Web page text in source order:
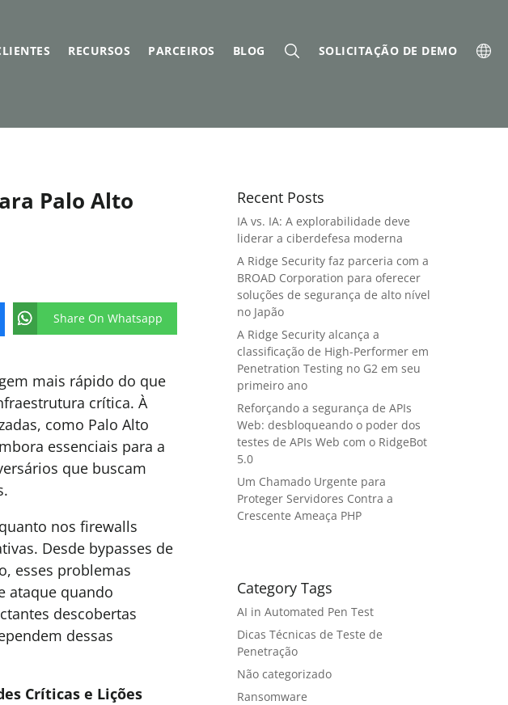
RECURSOS PARCEIROS BLOG SOLICITAÇÃO DE DEMO
Palo Alto
Share On Whatsapp
mais rápido do que
crítica. À
como Palo Alto
essenciais para a
que buscam
nos firewalls
Desde bypasses de
esses problemas
ataque quando
descobertas
dessas
Críticas e Lições
Recent Posts
IA vs. IA: A explorabilidade deve
liderar a ciberdefesa moderna
A Ridge Security faz parceria com a
BROAD Corporation para oferecer
soluções de segurança de alto nível
no Japão
A Ridge Security alcança a
classificação de High-Performer em
Penetration Testing no G2 em seu
primeiro ano
Reforçando a segurança de APIs
Web: desbloqueando o poder dos
testes de APIs Web com o RidgeBot
5.0
Um Chamado Urgente para
Proteger Servidores Contra a
Crescente Ameaça PHP
Category Tags
AI in Automated Pen Test
Dicas Técnicas de Teste de
Penetração
Não categorizado
Ransomware